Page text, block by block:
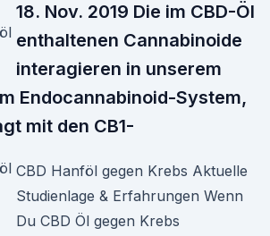
18. Nov. 2019 Die im CBD-Öl
enthaltenen Cannabinoide
interagieren in unserem
Endocannabinoid-System,
mit den CB1-
CBD Hanföl gegen Krebs Aktuelle
Studienlage & Erfahrungen Wenn
Du CBD Öl gegen Krebs